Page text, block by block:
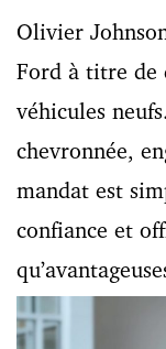
Olivier
Ford à titre de
véhicules
chevronnée,
mandat est
confiance et